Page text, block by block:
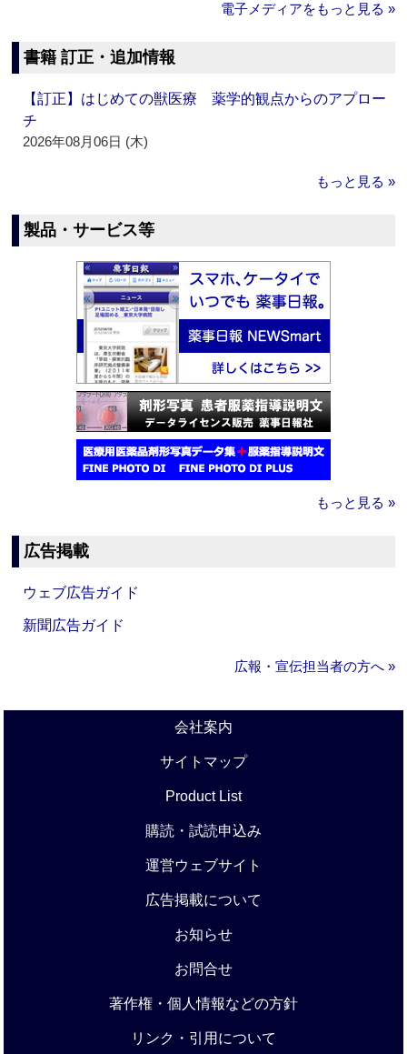
電子メディアをもっと見る »
書籍 訂正・追加情報
【訂正】はじめての獣医療 薬学的観点からのアプロー
チ
2026年08月06日 (木)
もっと見る »
製品・サービス等
もっと見る »
広告掲載
ウェブ広告ガイド
新聞広告ガイド
広報・宣伝担当者の方へ »
会社案内
サイトマップ
Product List
購読・試読申込み
運営ウェブサイト
広告掲載について
お知らせ
お問合せ
著作権・個人情報などの方針
リンク・引用について